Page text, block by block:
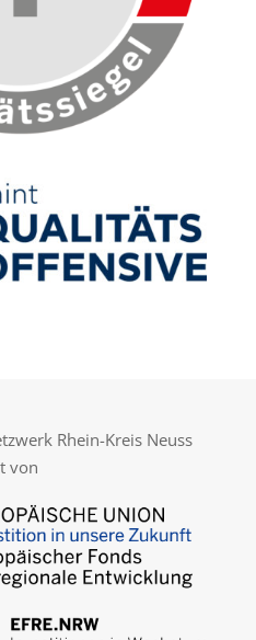
Rhein-Kreis Neuss
von